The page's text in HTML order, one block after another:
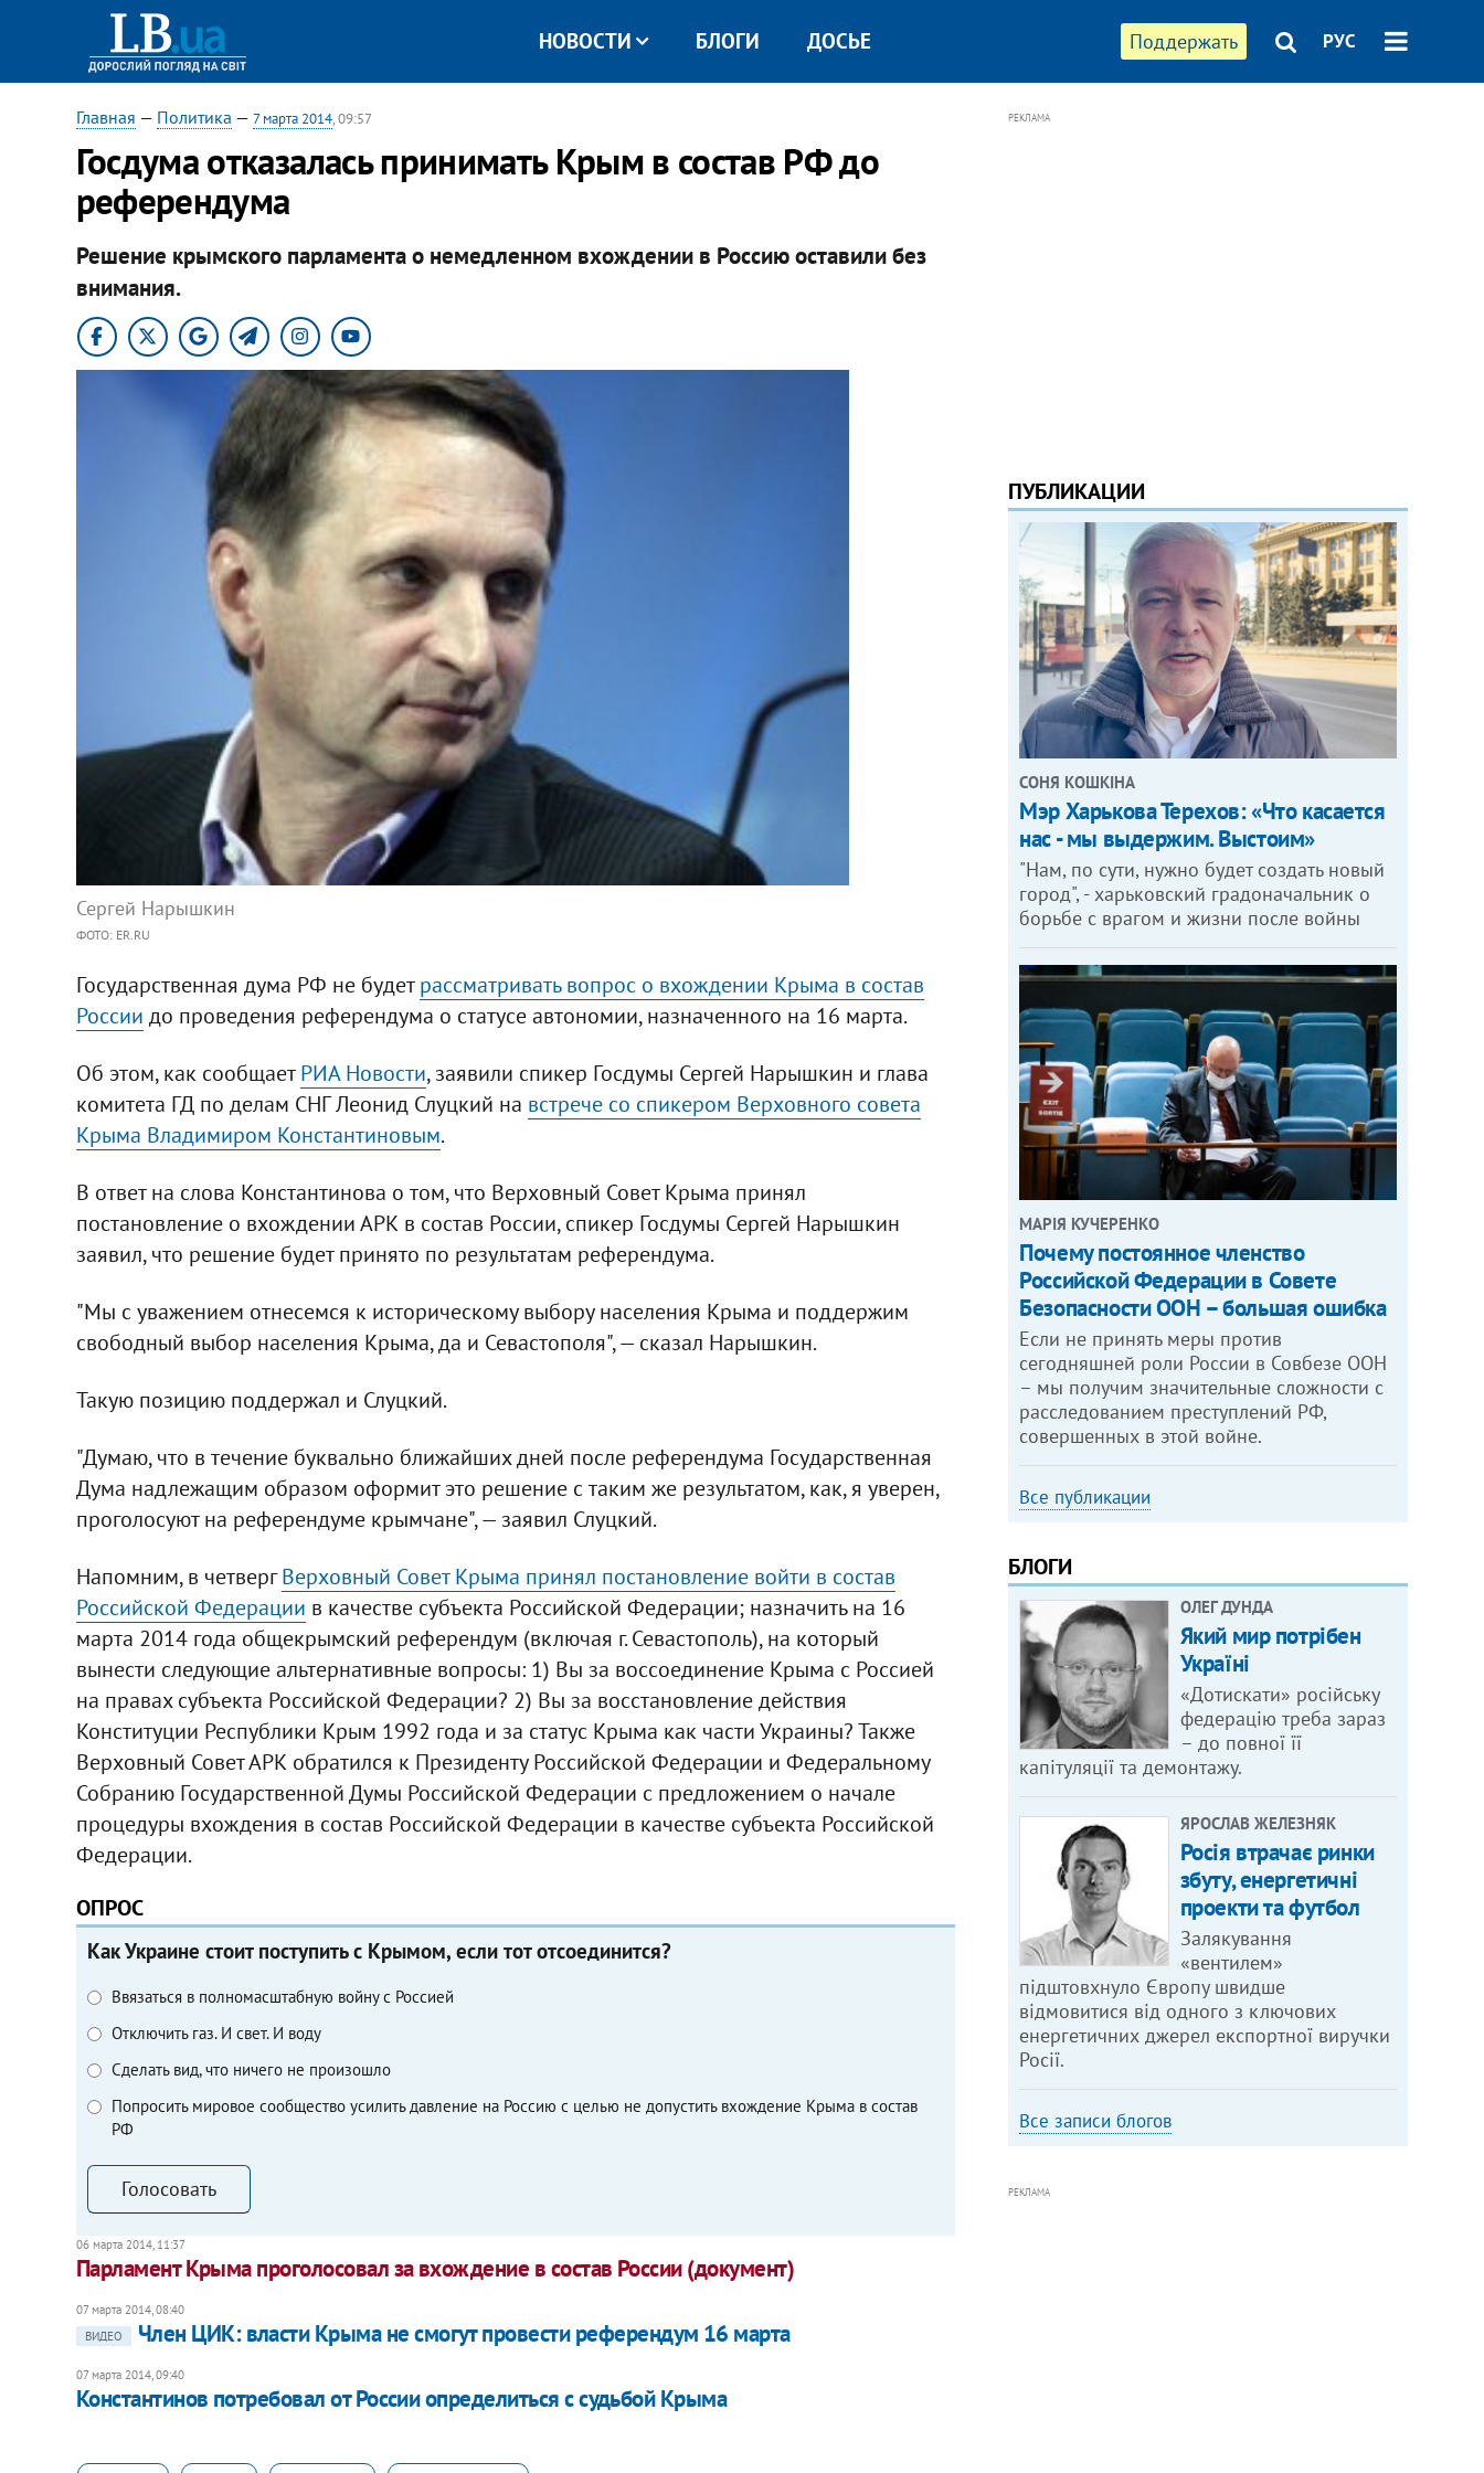
Поддержать РУС
НОВОСТИ БЛОГИ ДОСЬЕ
Главная — Политика — 7 марта 2014, 09:57
Госдума отказалась принимать Крым в состав РФ до
референдума
Решение крымского парламента о немедленном вхождении в Россию оставили без
внимания.
Сергей Нарышкин
ФОТО: ER.RU
Государственная дума РФ не будетрассматривать вопрос о вхождении Крыма в состав
России до проведения референдума о статусе автономии, назначенного на 16 марта.
Об этом, как сообщаетРИА Новости, заявили спикер Госдумы Сергей Нарышкин и глава
комитета ГД по делам СНГ Леонид Слуцкий на встрече со спикером Верховного совета
Крыма Владимиром Константиновым.
В ответ на слова Константинова о том, что Верховный Совет Крыма принял
постановление о вхождении АРК в состав России, спикер Госдумы Сергей Нарышкин
заявил, что решение будет принято по результатам референдума.
"Мы с уважением отнесемся к историческому выбору населения Крыма и поддержим
свободный выбор населения Крыма, да и Севастополя", — сказал Нарышкин.
Такую позицию поддержал и Слуцкий.
"Думаю, что в течение буквально ближайших дней после референдума Государственная
Дума надлежащим образом оформит это решение с таким же результатом, как, я уверен,
проголосуют на референдуме крымчане", — заявил Слуцкий.
Напомним, в четвергВерховный Совет Крыма принял постановление войти в состав
Российской Федерации в качестве субъекта Российской Федерации; назначить на 16
марта 2014 года общекрымский референдум (включая г. Севастополь), на который
вынести следующие альтернативные вопросы: 1) Вы за воссоединение Крыма с Россией
на правах субъекта Российской Федерации? 2) Вы за восстановление действия
Конституции Республики Крым 1992 года и за статус Крыма как части Украины? Также
Верховный Совет АРК обратился к Президенту Российской Федерации и Федеральному
Собранию Государственной Думы Российской Федерации с предложением о начале
процедуры вхождения в состав Российской Федерации в качестве субъекта Российской
Федерации.
ОПРОС
Как Украине стоит поступить с Крымом, если тот отсоединится?
Ввязаться в полномасштабную войну с Россией
Отключить газ. И свет. И воду
Сделать вид, что ничего не произошло
Попросить мировое сообщество усилить давление на Россию с целью не допустить вхождение Крыма в состав
РФ
Голосовать
06 марта 2014, 11:37
Парламент Крыма проголосовал за вхождение в состав России (документ)
07 марта 2014, 08:40
ВИДЕО
Член ЦИК: власти Крыма не смогут провести референдум 16 марта
07 марта 2014, 09:40
Константинов потребовал от России определиться с судьбой Крыма
РЕКЛАМА
ПУБЛИКАЦИИ
СОНЯ КОШКІНА
Мэр Харькова Терехов: «Что касается
нас - мы выдержим. Выстоим»
"Нам, по сути, нужно будет создать новый
город", - харьковский градоначальник о
борьбе с врагом и жизни после войны
МАРІЯ КУЧЕРЕНКО
​Почему постоянное членство
Российской Федерации в Совете
Безопасности ООН – большая ошибка
Если не принять меры против
сегодняшней роли России в Совбезе ООН
– мы получим значительные сложности с
расследованием преступлений РФ,
совершенных в этой войне.
Все публикации
БЛОГИ
ОЛЕГ ДУНДА
Який мир потрібен
Україні
«Дотискати» російську
федерацію треба зараз
– до повної її
капітуляції та демонтажу.
ЯРОСЛАВ ЖЕЛЕЗНЯК
Росія втрачає ринки
збуту, енергетичні
проекти та футбол
Залякування
«вентилем»
підштовхнуло Європу швидше
відмовитися від одного з ключових
енергетичних джерел експортної виручки
Росії.
Все записи блогов
РЕКЛАМА